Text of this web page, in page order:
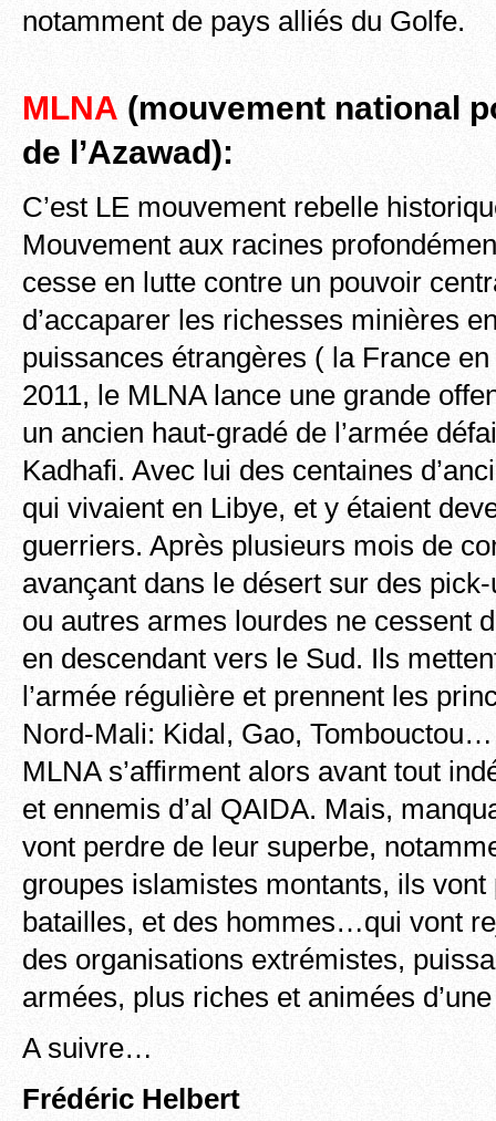
notamment de pays alliés du Golfe.
MLNA (mouvement national
de l’Azawad):
C’est LE mouvement rebelle
Mouvement aux racines
cesse en lutte contre un pouvoir
d’accaparer les richesses minières
puissances étrangères ( la France en
2011, le MLNA lance une grande
un ancien haut-gradé de l’armée
Kadhafi. Avec lui des centaines
qui vivaient en Libye, et y étaient
guerriers. Après plusieurs mois de
avançant dans le désert sur des
ou autres armes lourdes ne cessent
en descendant vers le Sud. Ils
l’armée régulière et prennent les
Nord-Mali: Kidal, Gao,
MLNA s’affirment alors avant tout
et ennemis d’al QAIDA. Mais,
vont perdre de leur superbe,
groupes islamistes montants, ils vont
batailles, et des hommes…qui vont
des organisations extrémistes,
armées, plus riches et animées
A suivre…
Frédéric Helbert